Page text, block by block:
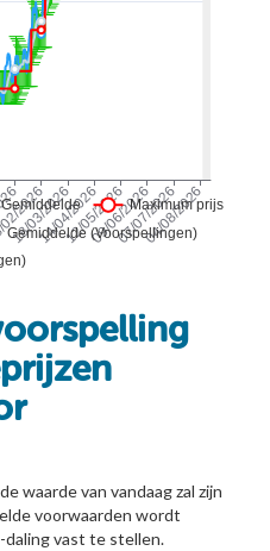
waarde van vandaag zal zijn
voorwaarden wordt
daling vast te stellen.